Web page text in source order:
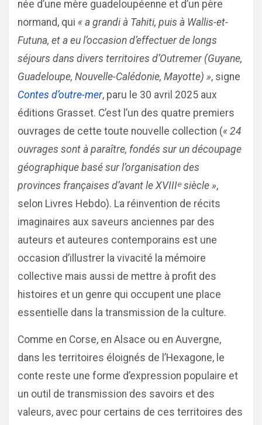
née d’une mère guadeloupéenne et d’un père
normand, qui « a grandi à Tahiti, puis à Wallis-et-
Futuna, et a eu l’occasion d’effectuer de longs
séjours dans divers territoires d’Outremer (Guyane,
Guadeloupe, Nouvelle-Calédonie, Mayotte) », signe
Contes d’outre-mer, paru le 30 avril 2025 aux
éditions Grasset. C’est l’un des quatre premiers
ouvrages de cette toute nouvelle collection (« 24
ouvrages sont à paraître, fondés sur un découpage
géographique basé sur l’organisation des
provinces françaises d’avant le XVIIIᵉ siècle »,
selon Livres Hebdo). La réinvention de récits
imaginaires aux saveurs anciennes par des
auteurs et auteures contemporains est une
occasion d’illustrer la vivacité la mémoire
collective mais aussi de mettre à profit des
histoires et un genre qui occupent une place
essentielle dans la transmission de la culture.
Comme en Corse, en Alsace ou en Auvergne,
dans les territoires éloignés de l’Hexagone, le
conte reste une forme d’expression populaire et
un outil de transmission des savoirs et des
valeurs, avec pour certains de ces territoires des